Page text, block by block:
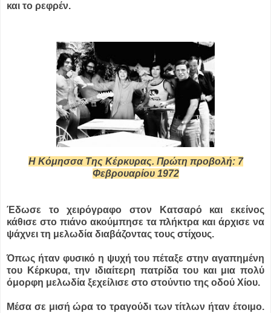
και το ρεφρέν.
Η Κόμησσα Της Κέρκυρας. Πρώτη προβολή: 7
Φεβρουαρίου 1972
Έδωσε το χειρόγραφο στον Κατσαρό και εκείνος
κάθισε στο πιάνο ακούμπησε τα πλήκτρα και άρχισε να
ψάχνει τη μελωδία διαβάζοντας τους στίχους.
Όπως ήταν φυσικό η ψυχή του πέταξε στην αγαπημένη
του Κέρκυρα, την ιδιαίτερη πατρίδα του και μια πολύ
όμορφη μελωδία ξεχείλισε στο στούντιο της οδού Χίου.
Μέσα σε μισή ώρα το τραγούδι των τίτλων ήταν έτοιμο.